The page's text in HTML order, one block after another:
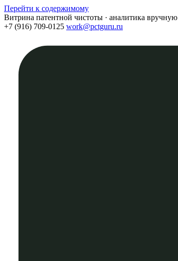
Перейти к содержимому
Витрина патентной чистоты · аналитика вручную
+7 (916) 709-0125 work@pctguru.ru